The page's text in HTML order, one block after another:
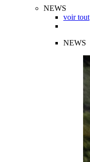
NEWS
voir tout
NEWS